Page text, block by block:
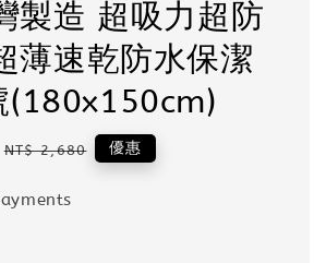
製造 超吸力超防
薄速乾防水保潔
(180x150cm)
Regular
NT$ 2,680 優惠